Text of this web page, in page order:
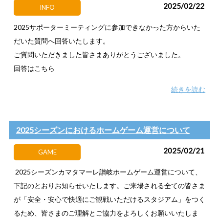
INFO 2025/02/22
2025サポーターミーティングに参加できなかった方からいた
だいた質問へ回答いたします。
ご質問いただきました皆さまありがとうございました。
回答はこちら
続きを読む
2025シーズンにおけるホームゲーム運営について
GAME 2025/02/21
2025シーズンカマタマーレ讃岐ホームゲーム運営について、
下記のとおりお知らせいたします。ご来場される全ての皆さま
が「安全・安心で快適にご観戦いただけるスタジアム」をつく
るため、皆さまのご理解とご協力をよろしくお願いいたしま